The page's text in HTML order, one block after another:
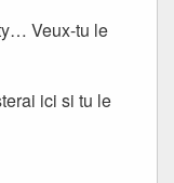
Veux-tu le
ici si tu le